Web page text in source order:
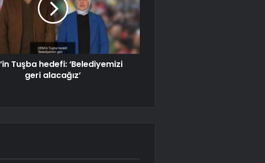
Tuşba hedefi: ‘Belediyemizi
geri alacağız’